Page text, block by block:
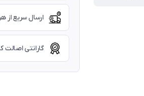
ارسال سریع از
گارانتی اصالت